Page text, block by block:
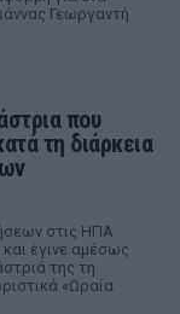
Γεωργαντή
που
τη διάρκεια
στις ΗΠΑ
έγινε αμέσως
της τη
«Ωραία